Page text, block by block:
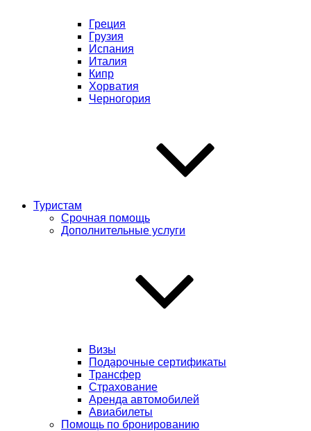
Греция
Грузия
Испания
Италия
Кипр
Хорватия
Черногория
Туристам
Срочная помощь
Дополнительные услуги
Визы
Подарочные сертификаты
Трансфер
Страхование
Аренда автомобилей
Авиабилеты
Помощь по бронированию